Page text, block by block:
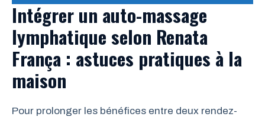
Intégrer un auto-massage
lymphatique selon Renata
França : astuces pratiques à la
maison
Pour prolonger les bénéfices entre deux rendez-